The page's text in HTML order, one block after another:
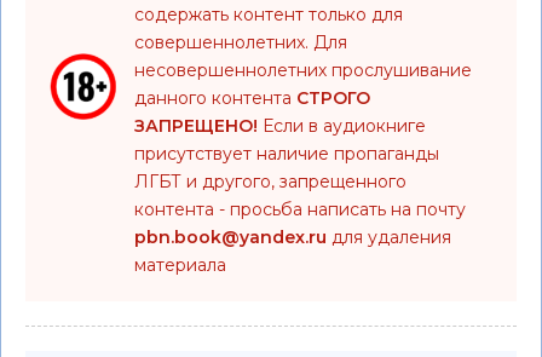
содержать контент только для
совершеннолетних. Для
несовершеннолетних прослушивание
данного контента СТРОГО
ЗАПРЕЩЕНО! Если в аудиокниге
присутствует наличие пропаганды
ЛГБТ и другого, запрещенного
контента - просьба написать на почту
pbn.book@yandex.ru для удаления
материала